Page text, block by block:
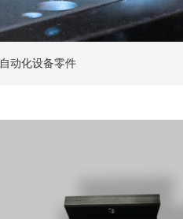
自动化设备零件